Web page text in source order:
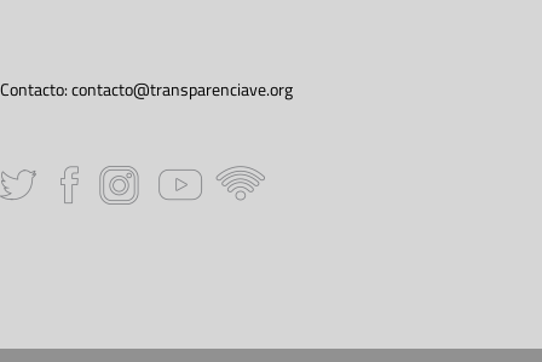
Contacto:contacto@transparenciave.org